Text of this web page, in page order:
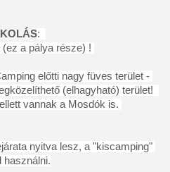
:
a pálya része) !
előtti nagy füves terület -
(elhagyható) terület!
vannak a Mosdók is.
nyitva lesz, a "kiscamping"
használni.